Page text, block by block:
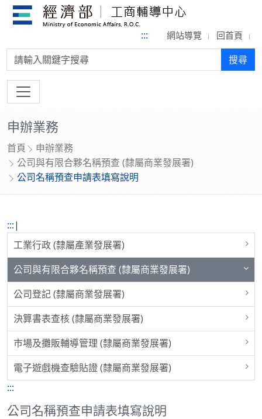
::: 網站導覽 回首頁
搜尋: 搜尋
申辦業務
首頁
申辦業務
公司與有限合夥名稱預查 (隸屬商業發展署)
公司名稱預查申請表填寫說明
:::|
工業行政 (隸屬產業發展署)
公司與有限合夥名稱預查 (隸屬商業發展署)
公司登記 (隸屬商業發展署)
決算書表查核 (隸屬商業發展署)
巿場及攤販輔導管理 (隸屬商業發展署)
電子遊戲機查驗貼證 (隸屬商業發展署)
:::
公司名稱預查申請表填寫說明